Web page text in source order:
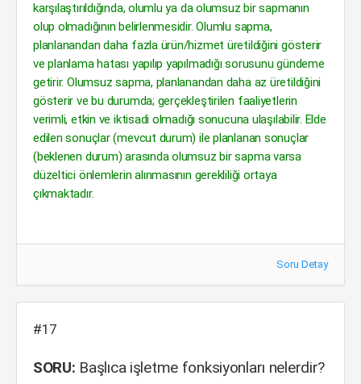
karşılaştırıldığında, olumlu ya da olumsuz bir sapmanın
olup olmadığının belirlenmesidir. Olumlu sapma,
planlanandan daha fazla ürün/hizmet üretildiğini gösterir
ve planlama hatası yapılıp yapılmadığı sorusunu gündeme
getirir. Olumsuz sapma, planlanandan daha az üretildiğini
gösterir ve bu durumda; gerçekleştirilen faaliyetlerin
verimli, etkin ve iktisadi olmadığı sonucuna ulaşılabilir. Elde
edilen sonuçlar (mevcut durum) ile planlanan sonuçlar
(beklenen durum) arasında olumsuz bir sapma varsa
düzeltici önlemlerin alınmasının gerekliliği ortaya
çıkmaktadır.
Soru Detay
#17
SORU: Başlıca işletme fonksiyonları nelerdir?